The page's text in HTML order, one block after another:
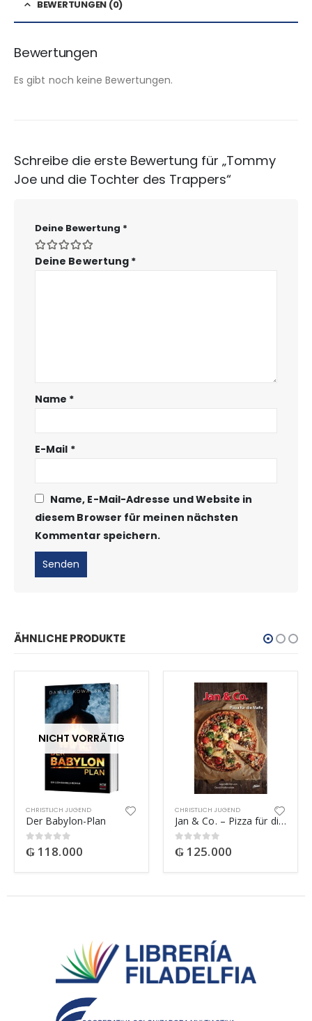
BEWERTUNGEN (0)
Bewertungen
Es gibt noch keine Bewertungen.
Schreibe die erste Bewertung für „Tommy
Joe und die Tochter des Trappers“
Deine Bewertung *
Deine Bewertung *
Name *
E-Mail *
Name, E-Mail-Adresse und Website in
diesem Browser für meinen nächsten
Kommentar speichern.
ÄHNLICHE PRODUKTE
NICHT VORRÄTIG
CHRISTLICH JUGEND
Der Babylon-Plan
0out of 5
₲ 118.000
CHRISTLICH JUGEND
Jan & Co. – Pizza für die Mafia
0out of 5
₲ 125.000